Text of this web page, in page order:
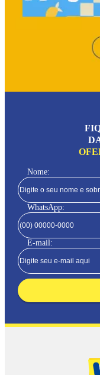
Nome:
WhatsApp:
E-mail: